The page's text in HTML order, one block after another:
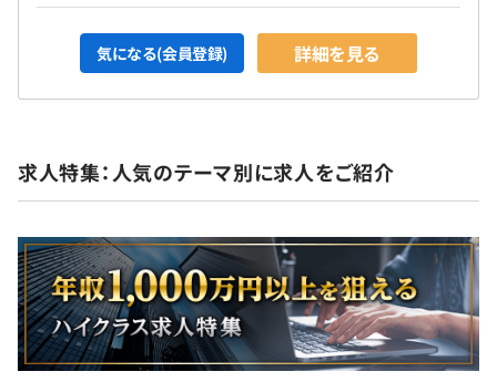
気になる(会員登録) 詳細を見る
求人特集：人気のテーマ別に求人をご紹介